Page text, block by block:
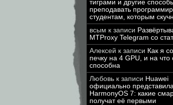
тиграми и другие
преподавать
студентам, которым
всым к записи
MTProxy Telegram со
Алексей к записи Как я
печку на 4 GPU, и на что
способна
Любовь к записи Huawei
официально
HarmonyOS 7: какие
получат её первыми